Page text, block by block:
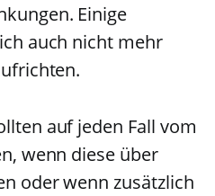
Einige
auch nicht mehr
auf jeden Fall vom
wenn diese über
oder wenn zusätzlich